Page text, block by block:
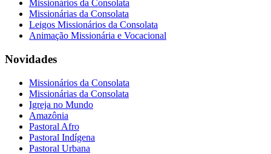
Missionários da Consolata
Missionárias da Consolata
Leigos Missionários da Consolata
Animação Missionária e Vocacional
Novidades
Missionários da Consolata
Missionárias da Consolata
Igreja no Mundo
Amazônia
Pastoral Afro
Pastoral Indígena
Pastoral Urbana